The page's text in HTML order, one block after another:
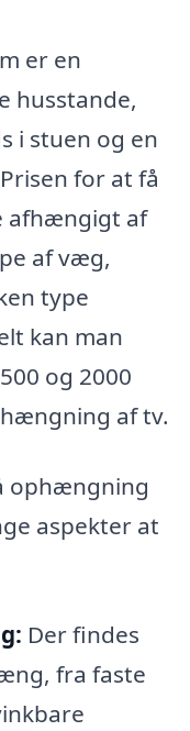
er en
husstande,
i stuen og en
for at få
afhængigt af
af væg,
type
kan man
og 2000
af tv.
ophængning
aspekter at
Der findes
fra faste